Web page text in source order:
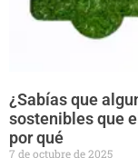
¿Sabías que
sostenibles que
por qué
7 de octubre de 2025